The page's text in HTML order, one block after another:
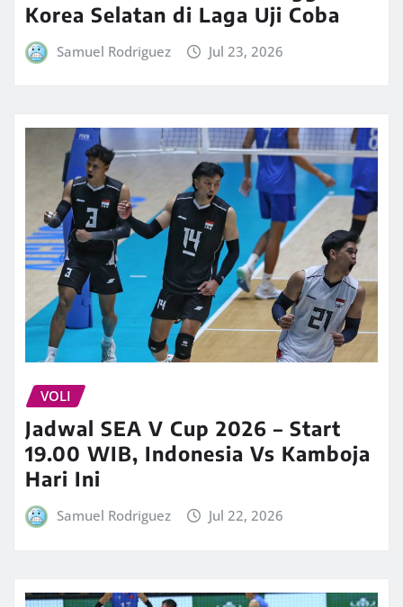
Korea Selatan di Laga Uji Coba
Samuel Rodriguez Jul 23, 2026
VOLI
Jadwal SEA V Cup 2026 – Start
19.00 WIB, Indonesia Vs Kamboja
Hari Ini
Samuel Rodriguez Jul 22, 2026